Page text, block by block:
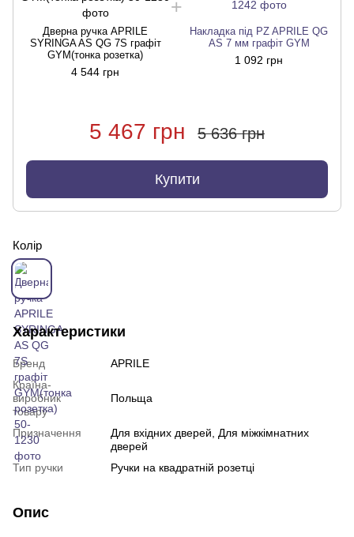
Дверна ручка APRILE
SYRINGA AS QG 7S графіт
GYM(тонка розетка)
4 544 грн
Накладка під PZ APRILE QG
AS 7 мм графіт GYM
1 092 грн
5 467 грн 5 636 грн
Купити
Колір
Характеристики
Бренд
APRILE
Країна-
виробник
товару
Польща
Призначення
Для вхідних дверей, Для міжкімнатних
дверей
Тип ручки
Ручки на квадратній розетці
Опис